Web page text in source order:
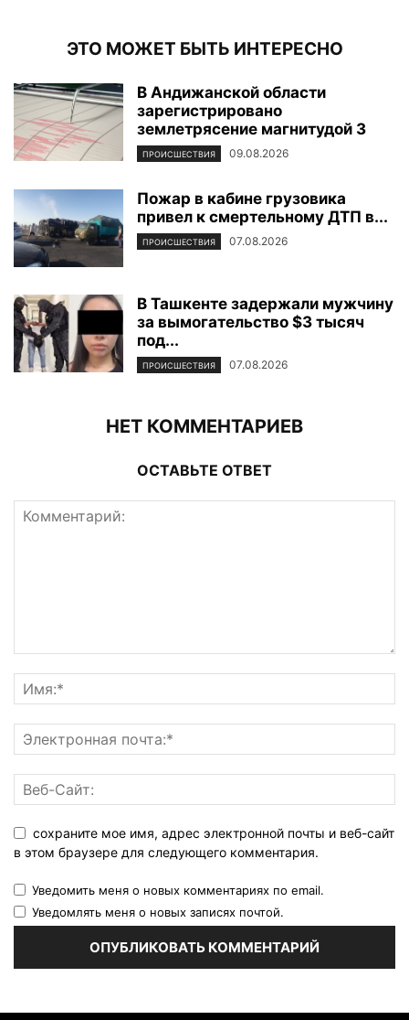
ЭТО МОЖЕТ БЫТЬ ИНТЕРЕСНО
В Андижанской области
зарегистрировано
землетрясение магнитудой 3
ПРОИСШЕСТВИЯ 09.08.2026
Пожар в кабине грузовика
привел к смертельному ДТП в...
ПРОИСШЕСТВИЯ 07.08.2026
В Ташкенте задержали мужчину
за вымогательство $3 тысяч
под...
ПРОИСШЕСТВИЯ 07.08.2026
НЕТ КОММЕНТАРИЕВ
ОСТАВЬТЕ ОТВЕТ
сохраните мое имя, адрес электронной почты и веб-сайт
в этом браузере для следующего комментария.
Уведомить меня о новых комментариях по email.
Уведомлять меня о новых записях почтой.